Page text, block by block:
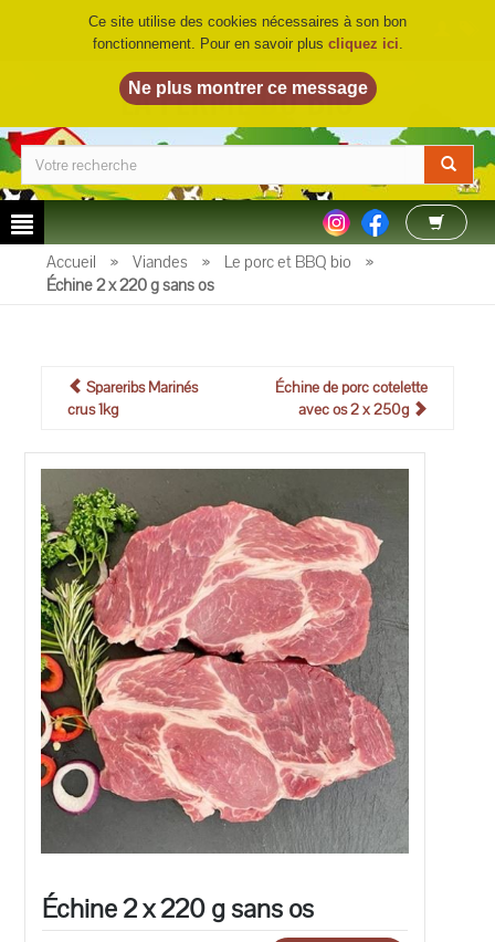
LA FERME DU BIO©
Accueil » Viandes » Le porc et BBQ bio
»
Échine 2 x 220 g sans os
Spareribs Marinés
crus 1kg
Échine de porc cotelette
avec os 2 x 250g
Échine 2 x 220 g sans os
Ce site utilise des cookies nécessaires à son bon
fonctionnement. Pour en savoir plus cliquez ici.